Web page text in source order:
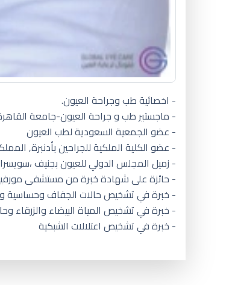
- اخصائية طب وجراحة العيون.
- ماجستير طب و جراحة العيون-جامعة
- عضو الجمعية السعودية لطب العيون
- عضو الكلية الملكية للجراحين بأدنبرة,
- زميل المجلس الدولي للعيون بجنيف ،سويسرا
- حائزة على شهادة خبرة من مستشفى
- خبرة في تشخيص حالات الجفاف وحساسية
- خبرة في تشخيص المياة البيضاء والزرقاء
- خبرة في تشخيص اعتلالات الشبكية
جفاف العين من اعراض